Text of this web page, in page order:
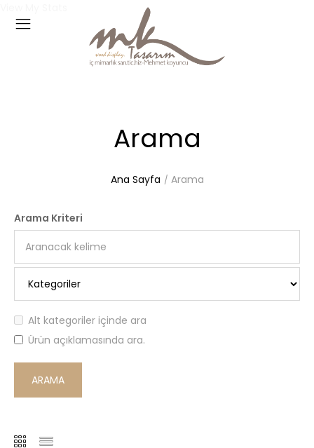
Arama
Ana Sayfa Arama
Arama Kriteri
Alt kategoriler içinde ara
Ürün açıklamasında ara.